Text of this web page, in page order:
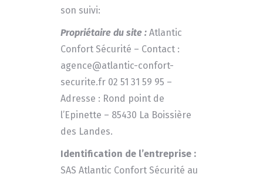
son suivi:
Propriétaire du site :Atlantic
Confort Sécurité – Contact :
agence@atlantic-confort-
securite.fr 02 51 31 59 95 –
Adresse : Rond point de
l’Epinette – 85430 La Boissière
des Landes.
Identification de l’entreprise :
SAS Atlantic Confort Sécurité au